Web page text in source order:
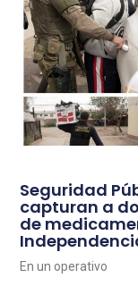
Seguridad
capturan a
de
En un operativo